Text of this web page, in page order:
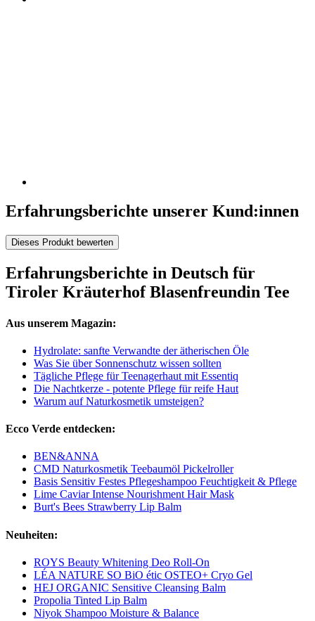
Erfahrungsberichte unserer Kund:innen
Dieses Produkt bewerten
Erfahrungsberichte in Deutsch für
Tiroler Kräuterhof Blasenfreundin Tee
Aus unserem Magazin:
Hydrolate: sanfte Verwandte der ätherischen Öle
Was Sie über Sonnenschutz wissen sollten
Tägliche Pflege für Teenagerhaut mit Essentiq
Die Nachtkerze - potente Pflege für reife Haut
Warum auf Naturkosmetik umsteigen?
Ecco Verde entdecken:
BEN&ANNA
CMD Naturkosmetik Teebaumöl Pickelroller
Basis Sensitiv Festes Pflegeshampoo Feuchtigkeit & Pflege
Lime Caviar Intense Nourishment Hair Mask
Burt's Bees Strawberry Lip Balm
Neuheiten:
ROYS Beauty Whitening Deo Roll-On
LÉA NATURE SO BiO étic OSTEO+ Cryo Gel
HEJ ORGANIC Sensitive Cleansing Balm
Propolia Tinted Lip Balm
Niyok Shampoo Moisture & Balance